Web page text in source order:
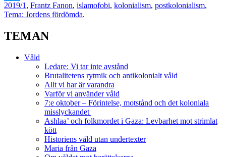
Twitter
2019/1 , Frantz Fanon, islamofobi, kolonialism, postkolonialism,
Tema: Jordens fördömda.
TEMAN
Våld
Ledare: Vi tar inte avstånd
Brutalitetens rytmik och antikolonialt våld
Allt vi har är varandra
Varför vi använder våld
7:e oktober – Förintelse, motstånd och det koloniala
misslyckandet
Ashlaa’ och folkmordet i Gaza: Levbarhet mot strimlat
kött
Historiens våld utan undertexter
Maria från Gaza